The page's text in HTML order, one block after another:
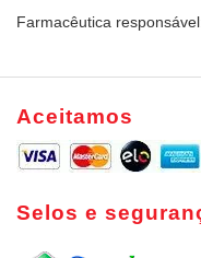
Farmacêutica
Aceitamos
Selos e